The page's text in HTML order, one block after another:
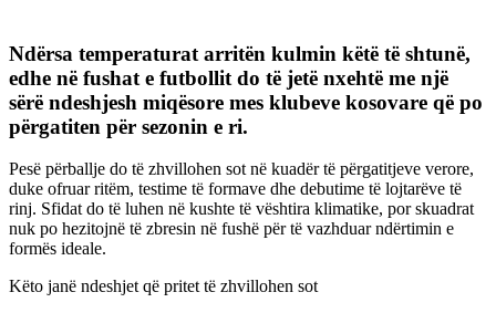
Ndërsa temperaturat arritën kulmin këtë të shtunë,
edhe në fushat e futbollit do të jetë nxehtë me një
sërë ndeshjesh miqësore mes klubeve kosovare që po
përgatiten për sezonin e ri.
Pesë përballje do të zhvillohen sot në kuadër të përgatitjeve verore,
duke ofruar ritëm, testime të formave dhe debutime të lojtarëve të
rinj. Sfidat do të luhen në kushte të vështira klimatike, por skuadrat
nuk po hezitojnë të zbresin në fushë për të vazhduar ndërtimin e
formës ideale.
Këto janë ndeshjet që pritet të zhvillohen sot